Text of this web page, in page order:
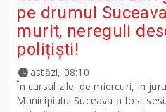
pe drumul
murit, nereguli
polițiști!
astăzi, 08:10
În cursul zilei de miercuri, in
Municipiului Suceava a fost